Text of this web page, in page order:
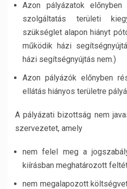
Azon pályázatok
szolgáltatás területi
szükséglet alapon hiányt
működik házi
házi segítségnyújtás nem.)
Azon pályázók előnyben
ellátás hiányos területre
A pályázati bizottság nem
szervezetet, amely
nem felel meg a
kiírásban meghatározott
nem megalapozott